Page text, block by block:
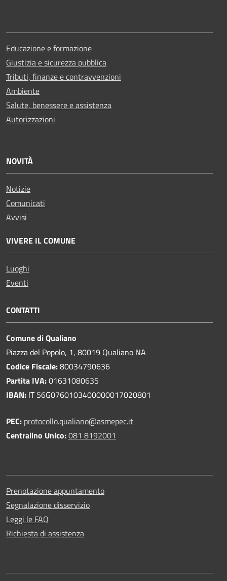
Educazione e formazione
Giustizia e sicurezza pubblica
Tributi, finanze e contravvenzioni
Ambiente
Salute, benessere e assistenza
Autorizzazioni
NOVITÀ
Notizie
Comunicati
Avvisi
VIVERE IL COMUNE
Luoghi
Eventi
CONTATTI
Comune di Qualiano
Piazza del Popolo, 1, 80019 Qualiano NA
Codice Fiscale:80034790636
Partita IVA:01631080635
IBAN: IT 56G0760103400000017020801
PEC: protocollo.qualiano@asmepec.it
Centralino Unico:081 8192001
Prenotazione appuntamento
Segnalazione disservizio
Leggi le FAQ
Richiesta di assistenza